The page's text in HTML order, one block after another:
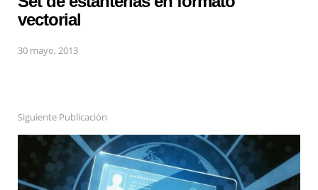
vectorial
30 mayo, 2013
Siguiente Publicación